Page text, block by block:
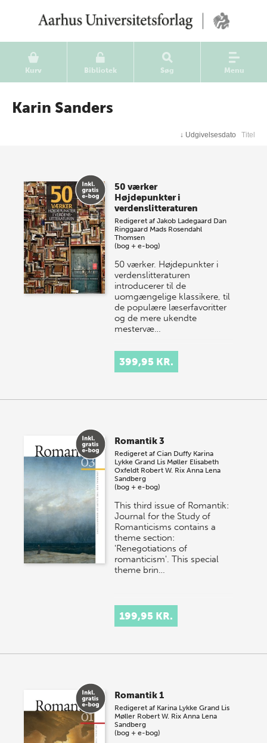
Kurv Bibliotek Søg Menu
Karin Sanders
↓ Udgivelsesdato Titel
50 værker
Højdepunkter i
verdenslitteraturen
Redigeret afJakob Ladegaard Dan
Ringgaard Mads Rosendahl
Thomsen
(bog + e-bog)
50 værker. Højdepunkter i
verdenslitteraturen
introducerer til de
uomgængelige klassikere, til
de populære læserfavoritter
og de mere ukendte
mestervæ…
399,95 KR.
Romantik 3
Redigeret afCian Duffy Karina
Lykke Grand Lis Møller Elisabeth
Oxfeldt Robert W. Rix Anna Lena
Sandberg
(bog + e-bog)
This third issue of Romantik:
Journal for the Study of
Romanticisms contains a
theme section:
'Renegotiations of
romanticism'. This special
theme brin…
199,95 KR.
Romantik 1
Redigeret af Karina Lykke Grand Lis
Møller Robert W. Rix Anna Lena
Sandberg
(bog + e-bog)